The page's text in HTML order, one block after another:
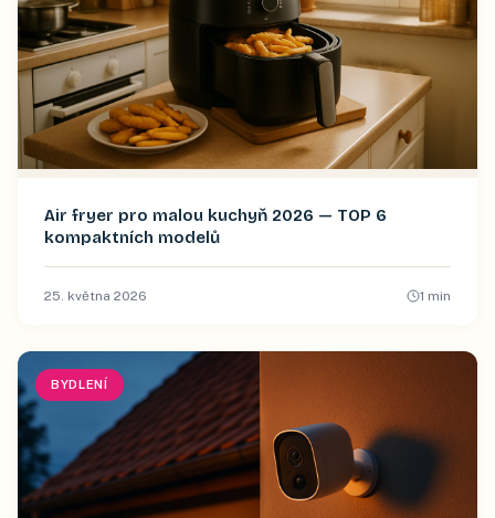
Air fryer pro malou kuchyň 2026 — TOP 6
kompaktních modelů
25. května 2026 1 min
BYDLENÍ